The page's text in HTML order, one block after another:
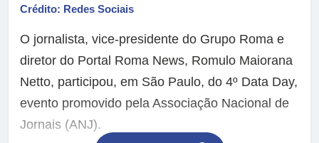
Crédito: Redes Sociais
O jornalista, vice-presidente do Grupo Roma e
diretor do Portal Roma News, Romulo Maiorana
Netto, participou, em São Paulo, do 4º Data Day,
evento promovido pela Associação Nacional de
Jornais (ANJ).